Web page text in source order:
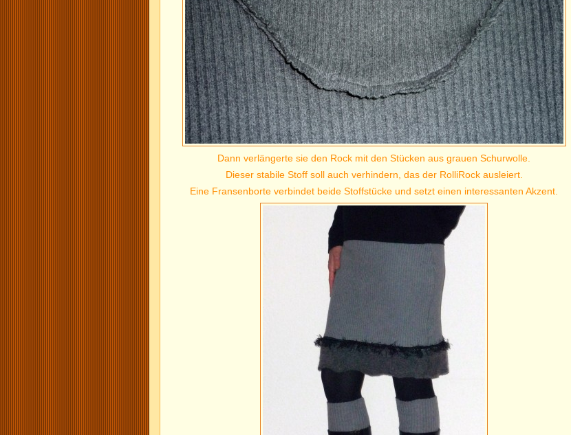
Dann verlängerte sie den Rock mit den Stücken aus grauen Schurwolle.
Dieser stabile Stoff soll auch verhindern, das der RolliRock ausleiert.
Eine Fransenborte verbindet beide Stoffstücke und setzt einen interessanten Akzent.